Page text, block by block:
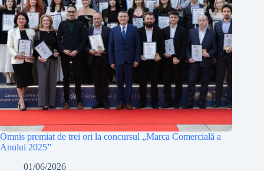
Omnis premiat de trei ori la concursul „Marca Comercială a
Anului 2025”
01/06/2026